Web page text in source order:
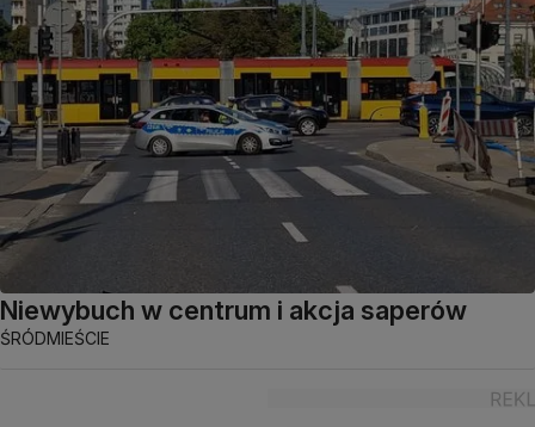
Niewybuch w centrum i akcja saperów
ŚRÓDMIEŚCIE